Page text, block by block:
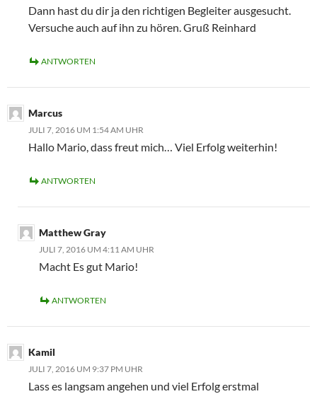
Dann hast du dir ja den richtigen Begleiter ausgesucht.
Versuche auch auf ihn zu hören. Gruß Reinhard
ANTWORTEN
Marcus
JULI 7, 2016 UM 1:54 AM UHR
Hallo Mario, dass freut mich… Viel Erfolg weiterhin!
ANTWORTEN
Matthew Gray
JULI 7, 2016 UM 4:11 AM UHR
Macht Es gut Mario!
ANTWORTEN
Kamil
JULI 7, 2016 UM 9:37 PM UHR
Lass es langsam angehen und viel Erfolg erstmal